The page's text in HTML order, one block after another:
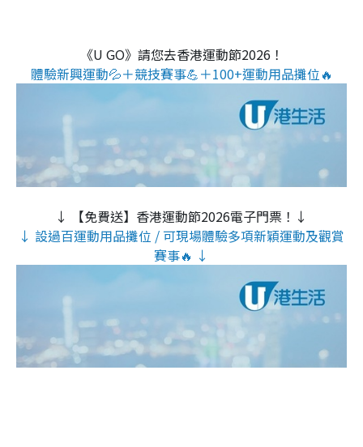
《U GO》請您去香港運動節2026！
體驗新興運動💦＋競技賽事💪＋100+運動用品攤位🔥
↓ 【免費送】香港運動節2026電子門票！↓
↓ 設過百運動用品攤位 / 可現場體驗多項新穎運動及觀賞
賽事🔥 ↓